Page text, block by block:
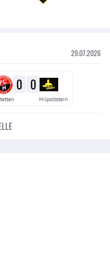
29.07.2026
0 0
Hilpoltstein